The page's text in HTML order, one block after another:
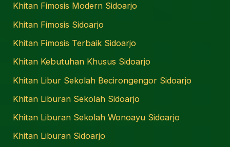
Khitan Fimosis Modern Sidoarjo
Khitan Fimosis Sidoarjo
Khitan Fimosis Terbaik Sidoarjo
Khitan Kebutuhan Khusus Sidoarjo
Khitan Libur Sekolah Becirongengor Sidoarjo
Khitan Liburan Sekolah Sidoarjo
Khitan Liburan Sekolah Wonoayu Sidoarjo
Khitan Liburan Sidoarjo